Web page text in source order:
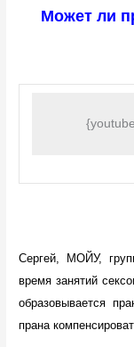
Может ли
Сергей, МОЙУ,
время занятий
образовывается
прана